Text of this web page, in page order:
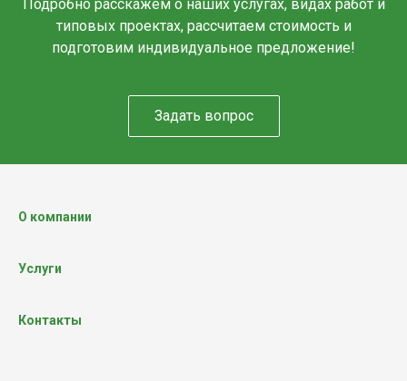
Подробно расскажем о наших услугах, видах работ и
типовых проектах, рассчитаем стоимость и
подготовим индивидуальное предложение!
Задать вопрос
О компании
Услуги
Контакты